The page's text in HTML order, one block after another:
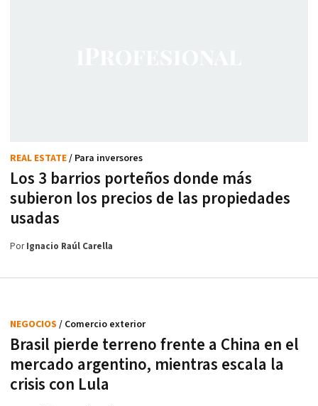
Los 3 barrios porteños donde más
subieron los precios de las propiedades
usadas
REAL ESTATE/ Para inversores
PorIgnacio Raúl Carella
Brasil pierde terreno frente a China en el
mercado argentino, mientras escala la
crisis con Lula
NEGOCIOS / Comercio exterior